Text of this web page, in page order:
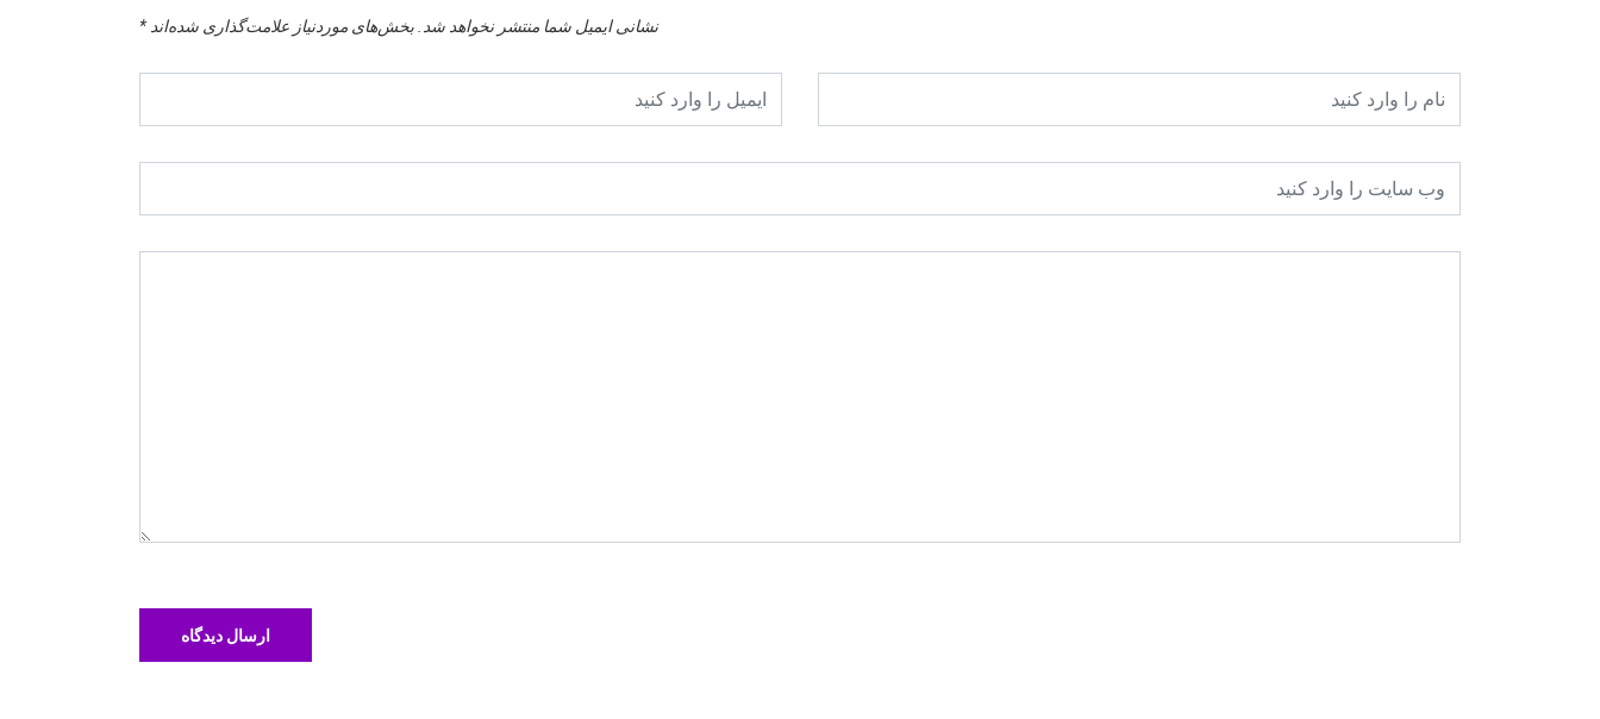
نشانی ایمیل شما منتشر نخواهد شد.بخش‌های موردنیاز علامت‌گذاری شده‌اند*